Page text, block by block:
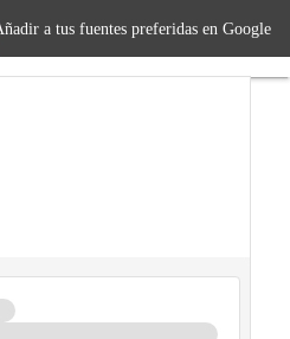
a tus fuentes preferidas en Google